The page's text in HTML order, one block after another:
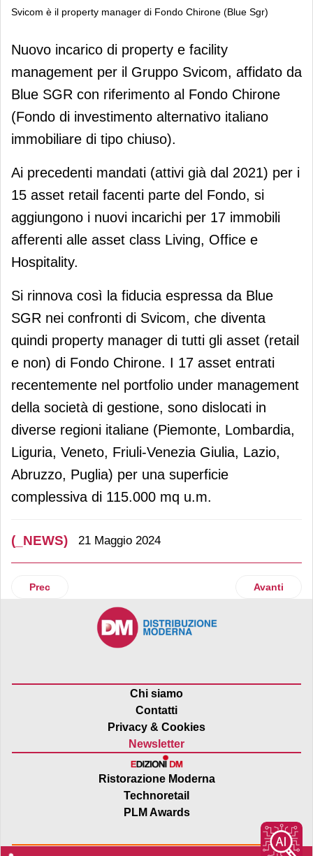
Svicom è il property manager di Fondo Chirone (Blue Sgr)
Svicom è il property manager di
Fondo Chirone (Blue Sgr)
Nuovo incarico di property e facility
management per il Gruppo Svicom, affidato da
Blue SGR con riferimento al Fondo Chirone
(Fondo di investimento alternativo italiano
immobiliare di tipo chiuso).
Ai precedenti mandati (attivi già dal 2021) per i
15 asset retail facenti parte del Fondo, si
aggiungono i nuovi incarichi per 17 immobili
afferenti alle asset class Living, Office e
Hospitality.
Si rinnova così la fiducia espressa da Blue
SGR nei confronti di Svicom, che diventa
quindi property manager di tutti gli asset (retail
e non) di Fondo Chirone. I 17 asset entrati
recentemente nel portfolio under management
della società di gestione, sono dislocati in
diverse regioni italiane (Piemonte, Lombardia,
Liguria, Veneto, Friuli-Venezia Giulia, Lazio,
Abruzzo, Puglia) per una superficie
complessiva di 115.000 mq u.m.
(_NEWS) 21 Maggio 2024
Articolo precedente: Le ultime novità di Nostromo
Prec Articolo
Avanti
Chi siamo
Contatti
Privacy & Cookies
Newsletter
Ristorazione Moderna
Technoretail
PLM Awards